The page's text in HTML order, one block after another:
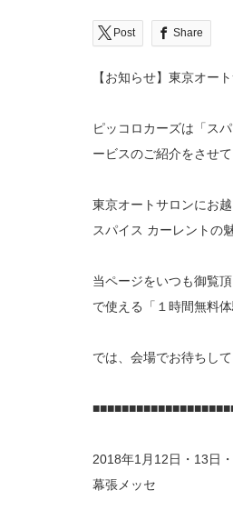
Post Share
【お知らせ】東京オー
ピッコロカーズは「ス
ービスのご紹介をさせ
東京オートサロンにお
スパイス カーレントの
当ページをいつも御覧
で使える「１時間無料
では、会場でお待ちして
2018年1月12日・13日
幕張メッセ